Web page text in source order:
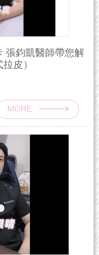
張鈞凱醫師帶您解
皮）
MORE